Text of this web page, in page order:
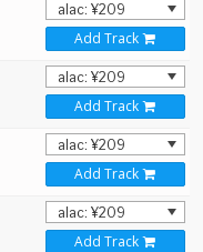
Add Track
Add Track
Add Track
Add Track